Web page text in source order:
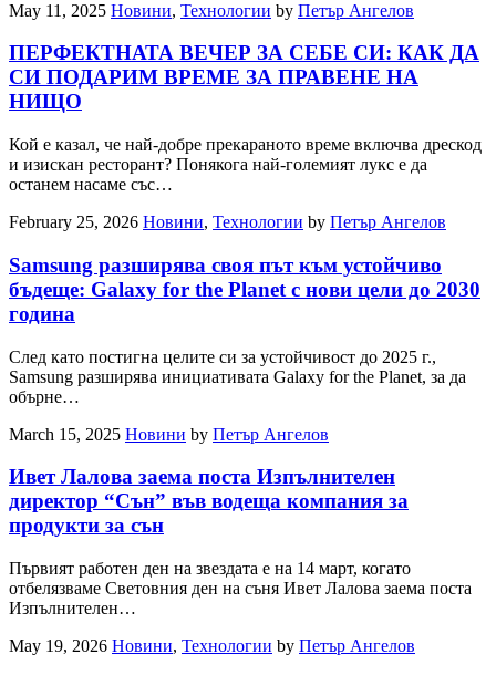
May 11, 2025 Новини, Технологии by Петър Ангелов
ПЕРФЕКТНАТА ВЕЧЕР ЗА СЕБЕ СИ: КАК ДА
СИ ПОДАРИМ ВРЕМЕ ЗА ПРАВЕНЕ НА
НИЩО
Кой е казал, че най-добре прекараното време включва дрескод
и изискан ресторант? Понякога най-големият лукс е да
останем насаме със…
February 25, 2026 Новини, Технологии by Петър Ангелов
Samsung разширява своя път към устойчиво
бъдеще: Galaxy for the Planet с нови цели до 2030
година
След като постигна целите си за устойчивост до 2025 г.,
Samsung разширява инициативата Galaxy for the Planet, за да
обърне…
March 15, 2025 Новини by Петър Ангелов
Ивет Лалова заема поста Изпълнителен
директор “Сън” във водеща компания за
продукти за сън
Първият работен ден на звездата е на 14 март, когато
отбелязваме Световния ден на съня Ивет Лалова заема поста
Изпълнителен…
May 19, 2026 Новини, Технологии by Петър Ангелов